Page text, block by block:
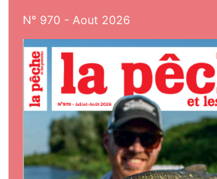
N° 970 - Aout 2026